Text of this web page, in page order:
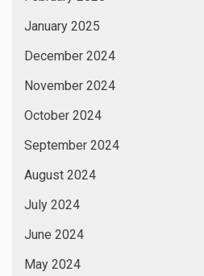
January 2025
December 2024
November 2024
October 2024
September 2024
August 2024
July 2024
June 2024
May 2024